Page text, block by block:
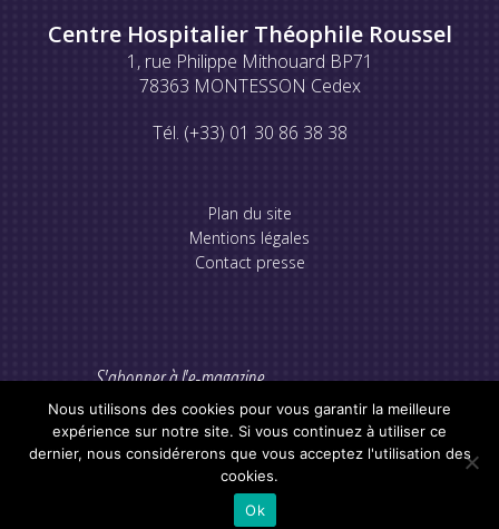
Centre Hospitalier Théophile Roussel
1, rue Philippe Mithouard BP71
78363 MONTESSON Cedex
Tél. (+33) 01 30 86 38 38
Plan du site
Mentions légales
Contact presse
S'abonner à l'e-magazine
Nous utilisons des cookies pour vous garantir la meilleure
expérience sur notre site. Si vous continuez à utiliser ce
dernier, nous considérerons que vous acceptez l'utilisation des
cookies.
Ok